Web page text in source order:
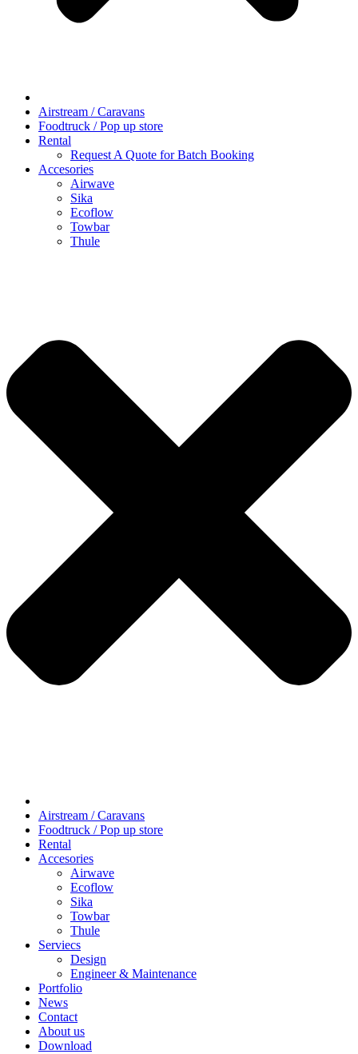
Airstream / Caravans
Foodtruck / Pop up store
Rental
Request A Quote for Batch Booking
Accesories
Airwave
Sika
Ecoflow
Towbar
Thule
Airstream / Caravans
Foodtruck / Pop up store
Rental
Accesories
Airwave
Ecoflow
Sika
Towbar
Thule
Serviecs
Design
Engineer & Maintenance
Portfolio
News
Contact
About us
Download